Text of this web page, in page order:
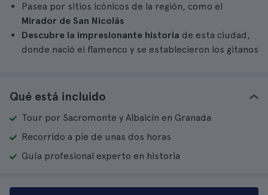
Pasea por sitios icónicos de la región, como el
Mirador de San Nicolás
Descubre la impresionante historia de esta ciudad,
donde nació el flamenco y se establecieron los gitanos
Qué está incluido
Tour por Sacromonte y Albaicín en Granada
Recorrido a pie de unas dos horas
Guía profesional experto en historia